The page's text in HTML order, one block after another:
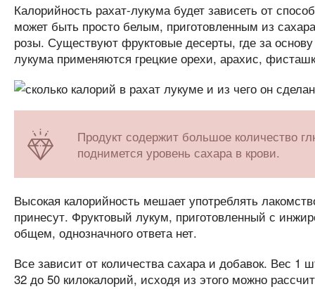
Калорийность рахат-лукума будет зависеть от
может быть просто белым, приготовленным из
розы. Существуют фруктовые десерты, где за
лукума применяются грецкие орехи, арахис,
Продукт содержит большое количество
поднимется уровень сахара в крови.
Высокая калорийность мешает употреблять
принесут. Фруктовый лукум, приготовленный с
общем, однозначного ответа нет.
Все зависит от количества сахара и добавок. Вес 1
32 до 50 килокалорий, исходя из этого можно